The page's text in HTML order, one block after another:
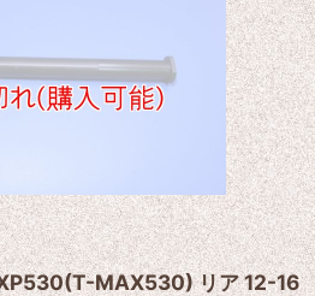
MAX530) リア 12-16